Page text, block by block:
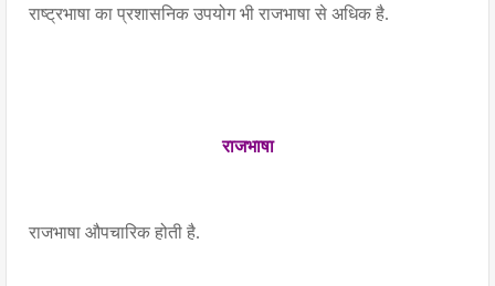
राष्ट्रभाषा का प्रशासनिक उपयोग भी राजभाषा से अधिक है.
राजभाषा
राजभाषा औपचारिक होती है.